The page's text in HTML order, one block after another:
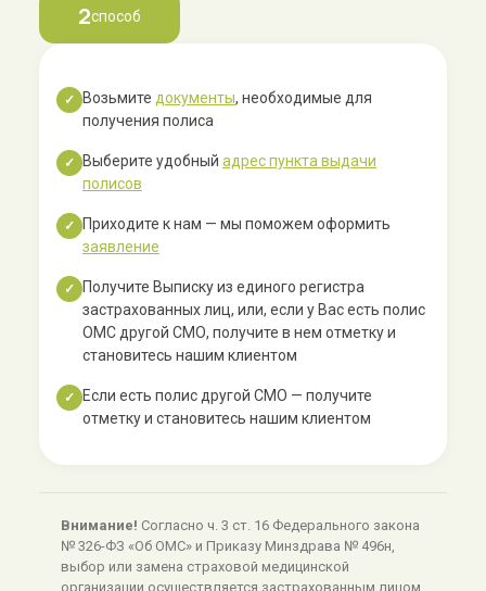
2способ
✓ Возьмите документы, необходимые для
получения полиса
✓ Выберите удобный адрес пункта выдачи
полисов
✓
Приходите к нам — мы поможем оформить
заявление
✓
Получите Выписку из единого регистра
застрахованных лиц, или, если у Вас есть полис
ОМС другой СМО, получите в нем отметку и
становитесь нашим клиентом
✓
Если есть полис другой СМО — получите
отметку и становитесь нашим клиентом
Внимание! Согласно ч. 3 ст. 16 Федерального закона
№ 326-ФЗ «Об ОМС» и Приказу Минздрава № 496н,
выбор или замена страховой медицинской
организации осуществляется застрахованным лицом